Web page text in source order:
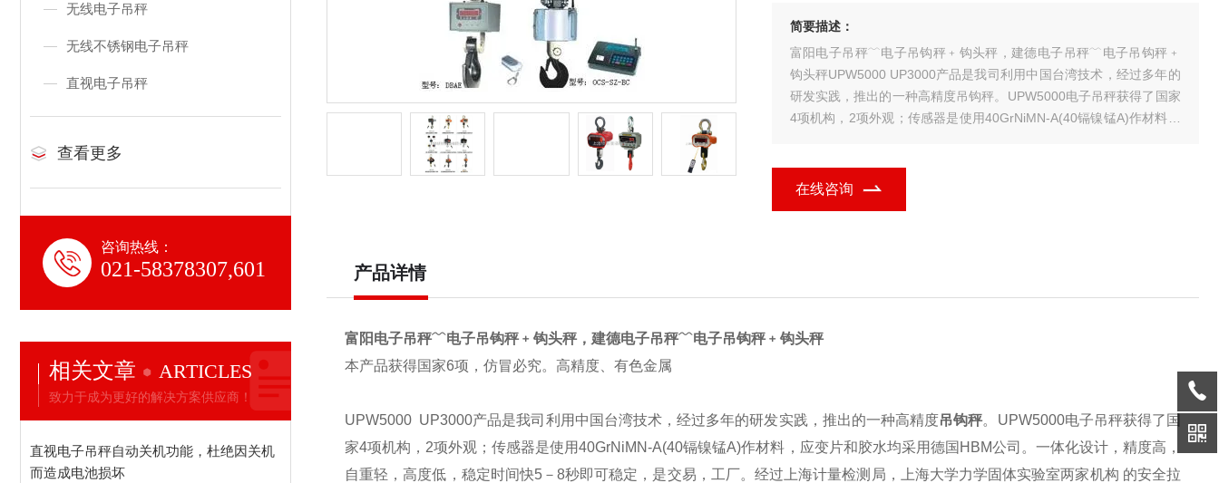
无线电子吊秤
无线不锈钢电子吊秤
直视电子吊秤
查看更多
咨询热线：
021-58378307,601
相关文章 ARTICLES
致力于成为更好的解决方案供应商！
直视电子吊秤自动关机功能，杜绝因关机
而造成电池损坏
简要描述：
富阳电子吊秤﹋电子吊钩秤﹢钩头秤，建德电子吊秤﹋电子吊钩秤﹢
钩头秤UPW5000 UP3000产品是我司利用中国台湾技术，经过多年的
研发实践，推出的一种高精度吊钩秤。UPW5000电子吊秤获得了国家
4项机构，2项外观；传感器是使用40GrNiMN-A(40镉镍锰A)作材料，
在线咨询
产品详情
富阳电子吊秤﹋电子吊钩秤﹢钩头秤，建德电子吊秤﹋电子吊钩秤﹢钩头秤
本产品获得国家6项，仿冒必究。高精度、有色金属
UPW5000 UP3000产品是我司利用中国台湾技术，经过多年的研发实践，推出的一种高精度吊钩秤。UPW5000电子吊秤获得了国
家4项机构，2项外观；传感器是使用40GrNiMN-A(40镉镍锰A)作材料，应变片和胶水均采用德国HBM公司。一体化设计，精度高，
自重轻，高度低，稳定时间快5－8秒即可稳定，是交易，工厂。经过上海计量检测局，上海大学力学固体实验室两家机构 的安全拉